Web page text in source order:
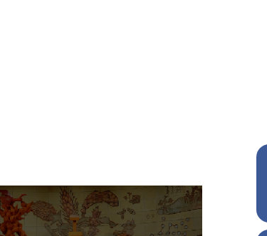
农业展览馆